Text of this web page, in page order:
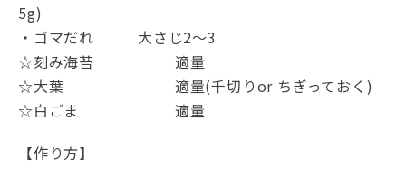
5g)
・ゴマだれ 大さじ2～3
☆刻み海苔 適量
☆大葉 適量(千切りor ちぎっておく)
☆白ごま 適量
【作り方】